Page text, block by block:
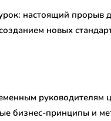
настоящий прорыв
новых
руководителям
бизнес-принципы и